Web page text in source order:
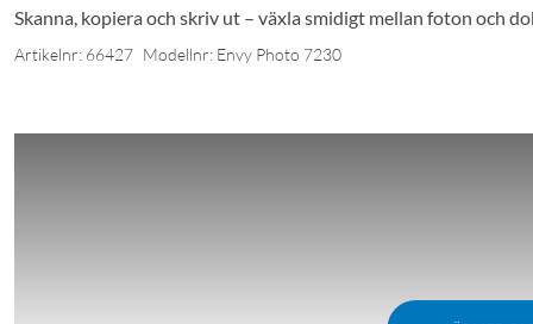
Skanna, kopiera och skriv ut – växla smidigt mellan foton och
Artikelnr: 66427 Modellnr: Envy Photo 7230